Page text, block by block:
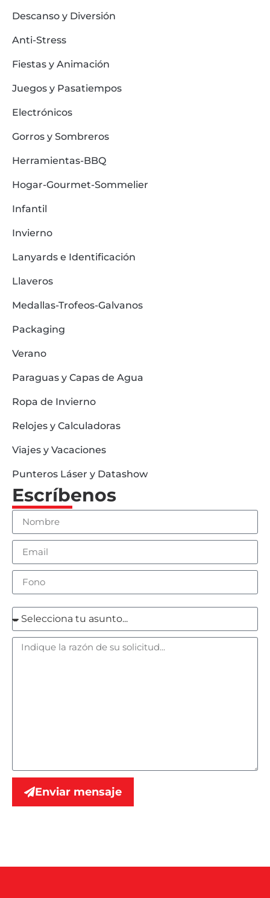
Descanso y Diversión
Anti-Stress
Fiestas y Animación
Juegos y Pasatiempos
Electrónicos
Gorros y Sombreros
Herramientas-BBQ
Hogar-Gourmet-Sommelier
Infantil
Invierno
Lanyards e Identificación
Llaveros
Medallas-Trofeos-Galvanos
Packaging
Verano
Paraguas y Capas de Agua
Ropa de Invierno
Relojes y Calculadoras
Viajes y Vacaciones
Punteros Láser y Datashow
Escríbenos
Enviar mensaje